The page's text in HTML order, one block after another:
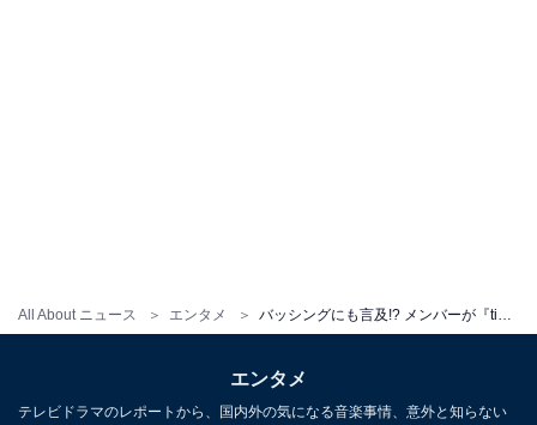
All About ニュース エンタメ
エンタメ
テレビドラマのレポートから、国内外の気になる音楽事情、意外と知らない